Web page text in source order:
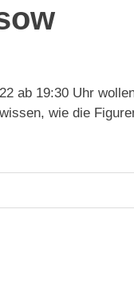
ab 19:30 Uhr
wie die